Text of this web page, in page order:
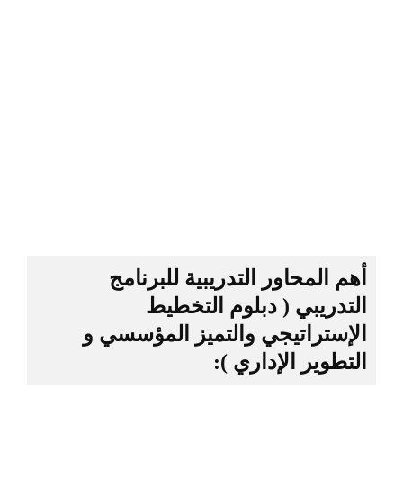
أهم المحاور التدريبية للبرنامج
التدريبي ( دبلوم التخطيط
الإستراتيجي والتميز المؤسسي و
التطوير الإداري ):